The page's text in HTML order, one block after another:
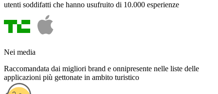
utenti soddifatti che hanno usufruito di 10.000 esperienze
Nei media
Raccomandata dai migliori brand e onnipresente nelle liste delle
applicazioni più gettonate in ambito turistico